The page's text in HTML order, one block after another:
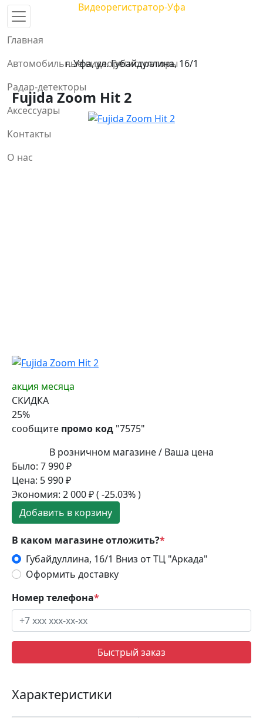
Видеорегистратор-Уфа
Центр автомобильных видеорегистраторов и радар-
г. Уфа, ул. Губайдуллина, 16/1
Главная
Автомобильные видеорегистраторы
Радар-детекторы
Аксессуары
Контакты
О нас
Fujida Zoom Hit 2
акция месяца
СКИДКА
25%
сообщите промо код "7575"
В розничном магазине / Ваша цена
Было: 7 990₽
Цена: 5 990₽
Экономия: 2 000₽( -25.03% )
Добавить в корзину
В каком магазине отложить?*
Губайдуллина, 16/1 Вниз от ТЦ "Аркада"
Оформить доставку
Номер телефона*
Быстрый заказ
Характеристики